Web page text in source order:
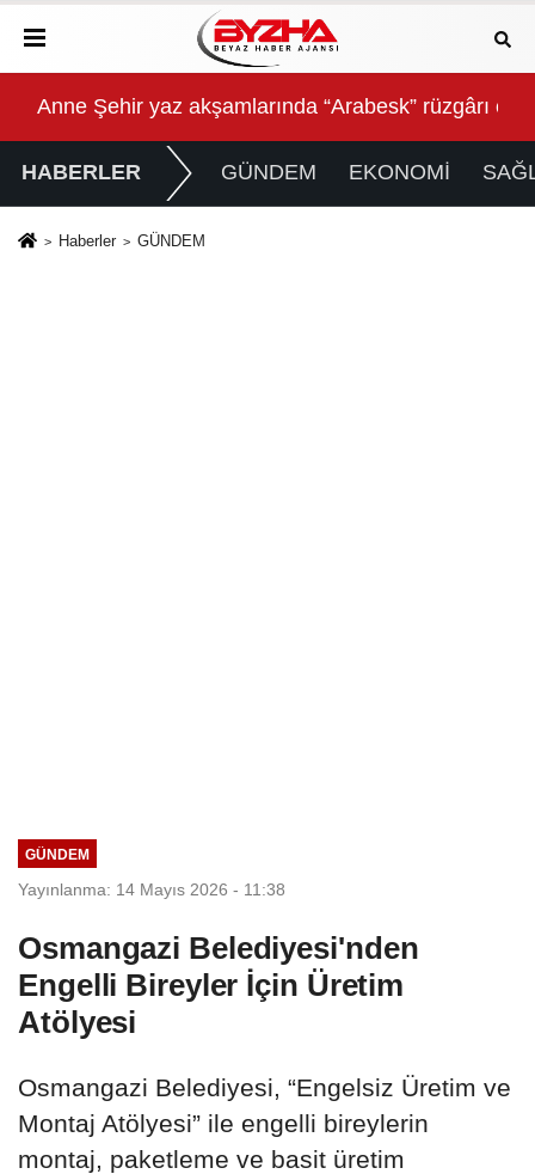
Anne Şehir yaz akşamlarında “Arabesk” rüzgârı esti
HABERLER GÜNDEM EKONOMİ
Haberler GÜNDEM
GÜNDEM
Yayınlanma: 14 Mayıs 2026 - 11:38
Osmangazi Belediyesi'nden
Engelli Bireyler İçin Üretim
Atölyesi
Osmangazi Belediyesi, “Engelsiz Üretim ve
Montaj Atölyesi” ile engelli bireylerin
montaj, paketleme ve basit üretim